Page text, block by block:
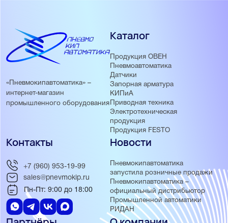
«Пневмокипавтоматика» –
интернет-магазин
промышленного оборудования
Каталог
Продукция ОВЕН
Пневмоавтоматика
Датчики
Запорная арматура
КИПиА
Приводная техника
Электротехническая
продукция
Продукция FESTO
Новости
Пневмокипавтоматика
запустила розничные продажи
Пневмокипавтоматика –
официальный дистрибьютор
Промышленной автоматики
РИДАН
Контакты
+7 (960) 953-19-99
sales@pnevmokip.ru
Пн-Пт: 9:00 до 18:00